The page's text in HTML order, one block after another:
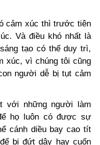
cảm xúc thì trước tiên
Và điều khó nhất là
tạo có thể duy trì,
xúc, vì chúng tôi cũng
người dễ bị tụt cảm
với những người làm
họ luôn có được sự
cánh diều bay cao tít
bị đứt dây hay cuốn